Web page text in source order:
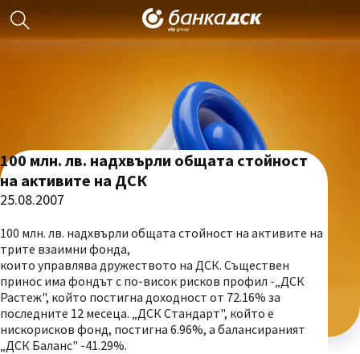
100 млн. лв. надхвърли общата стойност
на активите на ДСК
25.08.2007
100 млн. лв. надхвърли общата стойност на активите на
трите взаимни фонда,
които управлява дружеството на ДСК. Съществен
принос има фондът с по-висок рисков профил -„ДСК
Растеж", който постигна доходност от 72.16% за
последните 12 месеца. „ДСК Стандарт", който е
нискорисков фонд, постигна 6.96%, а балансираният
„ДСК Баланс" -41.29%.